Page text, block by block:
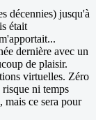
décennies) jusqu'à
était
dernière avec un
de plaisir.
virtuelles. Zéro
ni temps
mais ce sera pour